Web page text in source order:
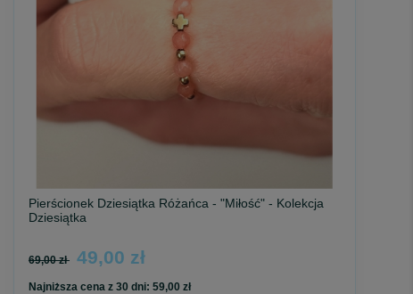
Pierścionek Dziesiątka Różańca - "Miłość" - Kolekcja
Dziesiątka
69,00 zł 49,00 zł
Najniższa cena z 30 dni: 59,00 zł